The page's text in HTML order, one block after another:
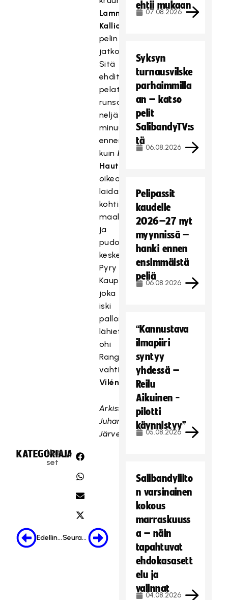
LamminensivalsiRami
Kallion
pelin
jatkoajalle.
Sitä
ehdittiin
pelata
runsaat
neljä
minuuttia
ennen
kuin Markus
Hautaoja
oikeasta
laidasta
kohti
maalia
ja
pudotti
keskelle
Pyry
Kauppiselle,
joka
iski
pallon
lähietäisyydeltä
ohi
Rangers-
vahti
Kari
Vilénin
Arkistokuva:
Juhani
Järvenpää
KATEGORIA:
Uuti
set
JAA:
Edellinen Seuraava
ehtii mukaan
07.08.2026
Syksyn
turnausvilske
parhaimmilla
an – katso
pelit
SalibandyTV:s
tä
06.08.2026
Pelipassit
kaudelle
2026–27 nyt
myynnissä –
hanki ennen
ensimmäistä
peliä
06.08.2026
“Kannustava
ilmapiiri
syntyy
yhdessä –
Reilu
Aikuinen -
pilotti
käynnistyy”
05.08.2026
Salibandyliito
n varsinainen
kokous
marraskuuss
a – näin
tapahtuvat
ehdokasasett
elu ja
valinnat
04.08.2026